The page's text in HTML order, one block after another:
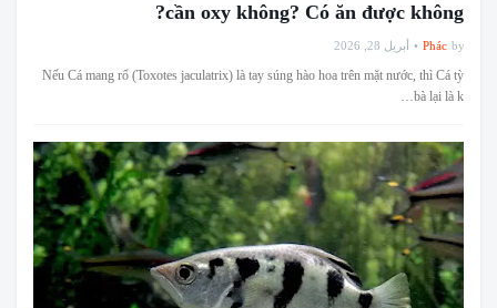
cần oxy không? Có ăn được không?
by
Phác أبريل 28, 2026
Nếu Cá mang rổ (Toxotes jaculatrix) là tay súng hào hoa trên mặt nước, thì Cá tỳ
bà lại là k…